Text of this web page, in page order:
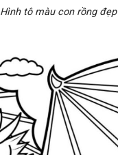
Hình tô màu con rồng đẹp